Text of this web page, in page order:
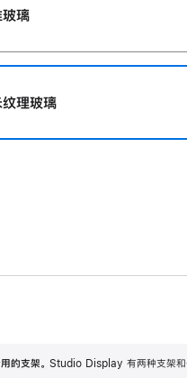
璃
理玻璃
。
的支架。 Studio Display 有两种支架和